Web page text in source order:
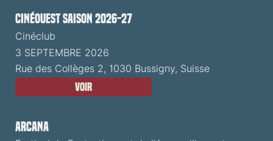
CinéOuest Saison 2026-27
Cinéclub
3 SEPTEMBRE 2026
Rue des Collèges 2, 1030 Bussigny, Suisse
Voir
ARCANA